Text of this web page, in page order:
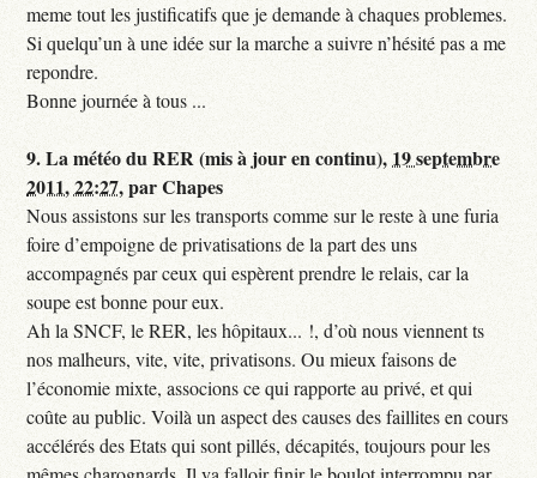
meme tout les justificatifs que je demande à chaques problemes.
Si quelqu’un à une idée sur la marche a suivre n’hésité pas a me
repondre.
Bonne journée à tous ...
9.La météo du RER (mis à jour en continu), 19 septembre
2011, 22:27,parChapes
Nous assistons sur les transports comme sur le reste à une furia
foire d’empoigne de privatisations de la part des uns
accompagnés par ceux qui espèrent prendre le relais, car la
soupe est bonne pour eux.
Ah la SNCF, le RER, les hôpitaux... !, d’où nous viennent ts
nos malheurs, vite, vite, privatisons. Ou mieux faisons de
l’économie mixte, associons ce qui rapporte au privé, et qui
coûte au public. Voilà un aspect des causes des faillites en cours
accélérés des Etats qui sont pillés, décapités, toujours pour les